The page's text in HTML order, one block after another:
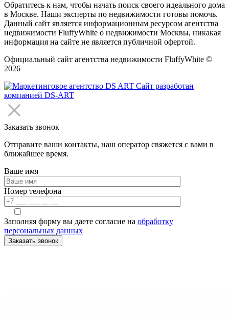
Обратитесь к нам, чтобы начать поиск своего идеального дома
в Москве. Наши эксперты по недвижимости готовы помочь.
Данный сайт является информационным ресурсом агентства
недвижимости FluffyWhite о недвижимости Москвы, никакая
информация на сайте не является публичной офертой.
Официальный сайт агентства недвижимости FluffyWhite ©
2026
Сайт разработан
компанией DS-ART
Заказать звонок
Отправите ваши контакты, наш оператор свяжется с вами в
ближайшее время.
Ваше имя
Номер телефона
Заполняя форму вы даете согласие на обработку
персональных данных